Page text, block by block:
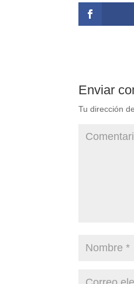
Enviar
Tu dirección